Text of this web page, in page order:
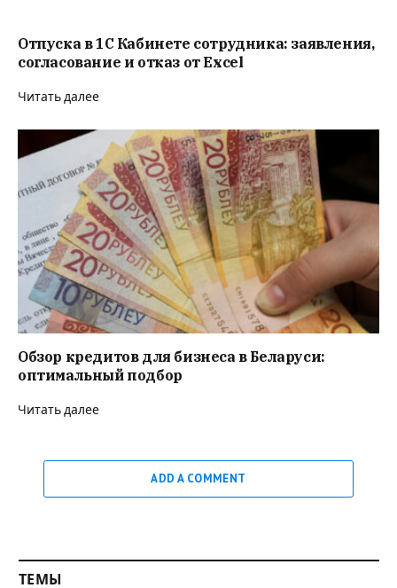
Отпуска в 1С Кабинете сотрудника: заявления,
согласование и отказ от Excel
Читать далее
Обзор кредитов для бизнеса в Беларуси:
оптимальный подбор
Читать далее
ADD A COMMENT
ТЕМЫ